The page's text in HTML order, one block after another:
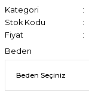
Kategori
Stok Kodu
Fiyat
Beden